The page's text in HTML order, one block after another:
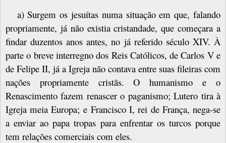
a) Surgem os jesuítas numa situação em que, falando
propriamente, já não existia cristandade, que começara a
findar duzentos anos antes, no já referido século XIV. À
parte o breve interregno dos Reis Católicos, de Carlos V e
de Felipe II, já a Igreja não contava entre suas fileiras com
nações propriamente cristãs. O humanismo e o
Renascimento fazem renascer o paganismo; Lutero tira à
Igreja meia Europa; e Francisco I, rei de França, nega-se
a enviar ao papa tropas para enfrentar os turcos porque
tem relações comerciais com eles.